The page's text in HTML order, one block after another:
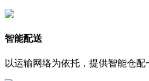
智能配送
以运输网络为依托，提供智能仓配